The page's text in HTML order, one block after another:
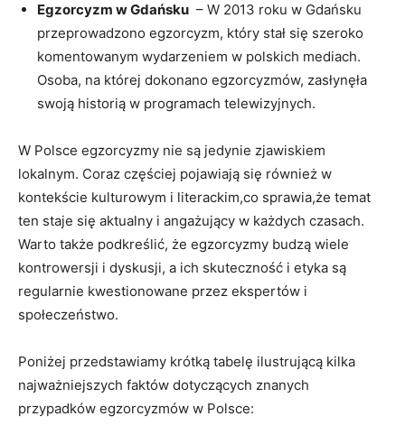
Egzorcyzm w Gdańsku ‌ – W 2013 roku w Gdańsku
przeprowadzono egzorcyzm, który stał się szeroko
komentowanym wydarzeniem w polskich mediach.
⁣Osoba,​ na ⁤której ⁣dokonano egzorcyzmów, zasłynęła
swoją ‍historią w programach telewizyjnych.
W⁤ Polsce‍ egzorcyzmy ⁣nie są jedynie zjawiskiem
lokalnym. Coraz częściej pojawiają ⁤się również ‌w
kontekście kulturowym i literackim,co sprawia,że temat
ten staje się aktualny i angażujący w każdych czasach.‍
Warto także podkreślić, że egzorcyzmy budzą wiele‌
kontrowersji i dyskusji, a‍ ich skuteczność i etyka są‍
regularnie kwestionowane przez ekspertów i
społeczeństwo.
Poniżej przedstawiamy krótką tabelę ilustrującą ⁣kilka
najważniejszych faktów dotyczących znanych
przypadków egzorcyzmów w Polsce: